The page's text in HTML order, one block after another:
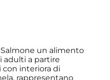
un alimento
a partire
con interiora di
rappresentano